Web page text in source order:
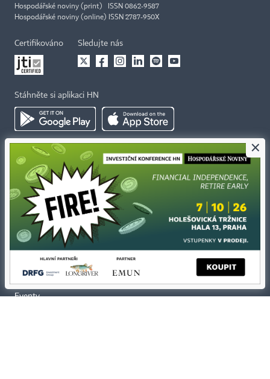
Hospodářské noviny (print) ISSN 0862-9587
Hospodářské noviny (online) ISSN 2787-950X
Certifikováno Sledujte nás
Stáhněte si aplikaci HN
Kontakty
Tiráž redakce HN
Economia
Kariéra v HN
Ceník inzerce
Prohlášení o cookies
Nastavení soukromí
Všeobecné smluvní podmínky
Koupit / darovat předplatné
Eventy
×